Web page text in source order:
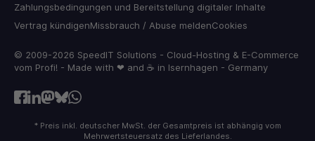
Zahlungsbedingungen und Bereitstellung digitaler Inhalte
Vertrag kündigenMissbrauch / Abuse meldenCookies
© 2009-2026 SpeedIT Solutions - Cloud-Hosting & E-Commerce
vom Profi! - Made with ❤ and ☕ in Isernhagen - Germany
* Preis inkl. deutscher MwSt. der Gesamtpreis ist abhängig vom
Mehrwertsteuersatz des Lieferlandes.